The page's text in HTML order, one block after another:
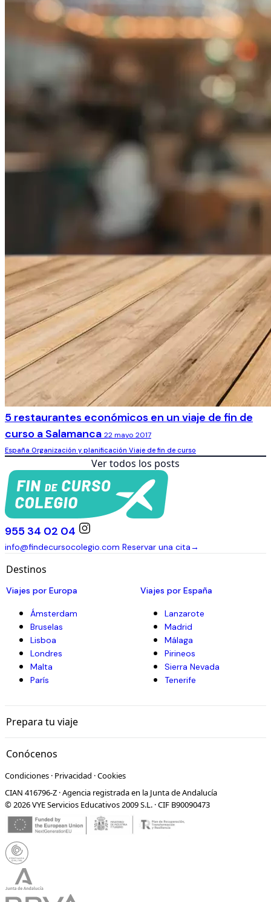
5 restaurantes económicos en un viaje de fin de
curso a Salamanca 22 mayo 2017
España Organización y planificación Viaje de fin de curso
Ver todos los posts
955 34 02 04
info@findecursocolegio.com Reservar una cita→
Destinos
Viajes por Europa
Ámsterdam
Bruselas
Lisboa
Londres
Malta
París
Viajes por España
Lanzarote
Madrid
Málaga
Pirineos
Sierra Nevada
Tenerife
Prepara tu viaje
Conócenos
Condiciones · Privacidad ·Cookies
CIAN 416796-Z · Agencia registrada en la Junta de Andalucía
© 2026 VYE Servicios Educativos 2009 S.L. · CIF B90090473